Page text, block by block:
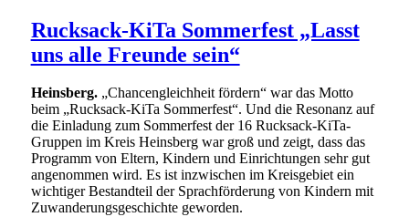
Rucksack-KiTa Sommerfest „Lasst
uns alle Freunde sein“
Heinsberg.„Chancengleichheit fördern“ war das Motto
beim „Rucksack-KiTa Sommerfest“. Und die Resonanz auf
die Einladung zum Sommerfest der 16 Rucksack-KiTa-
Gruppen im Kreis Heinsberg war groß und zeigt, dass das
Programm von Eltern, Kindern und Einrichtungen sehr gut
angenommen wird. Es ist inzwischen im Kreisgebiet ein
wichtiger Bestandteil der Sprachförderung von Kindern mit
Zuwanderungsgeschichte geworden.